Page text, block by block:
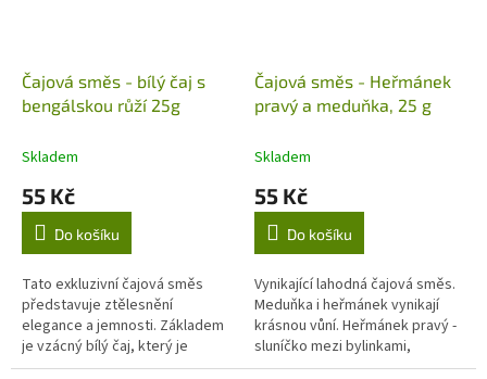
Čajová směs - bílý čaj s
bengálskou růží 25g
Skladem
55 Kč
Do košíku
Tato exkluzivní čajová směs
představuje ztělesnění
elegance a jemnosti. Základem
je vzácný bílý čaj, který je
známý svou lehkou, přirozeně
Čajová směs - Heřmánek
pravý a meduňka, 25 g
Skladem
55 Kč
Do košíku
Vynikající lahodná čajová směs.
Meduňka i heřmánek vynikají
krásnou vůní. Heřmánek pravý -
sluníčko mezi bylinkami,
napomáhá normálnímu